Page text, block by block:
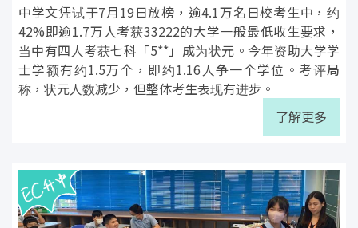
中学文凭试于7月19日放榜，逾4.1万名日校考生中，约
42%即逾1.7万人考获33222的大学一般最低收生要求，
当中有四人考获七科「5**」成为状元。今年资助大学学
士学额有约1.5万个，即约1.16人争一个学位。考评局
称，状元人数减少，但整体考生表现有进步。
了解更多